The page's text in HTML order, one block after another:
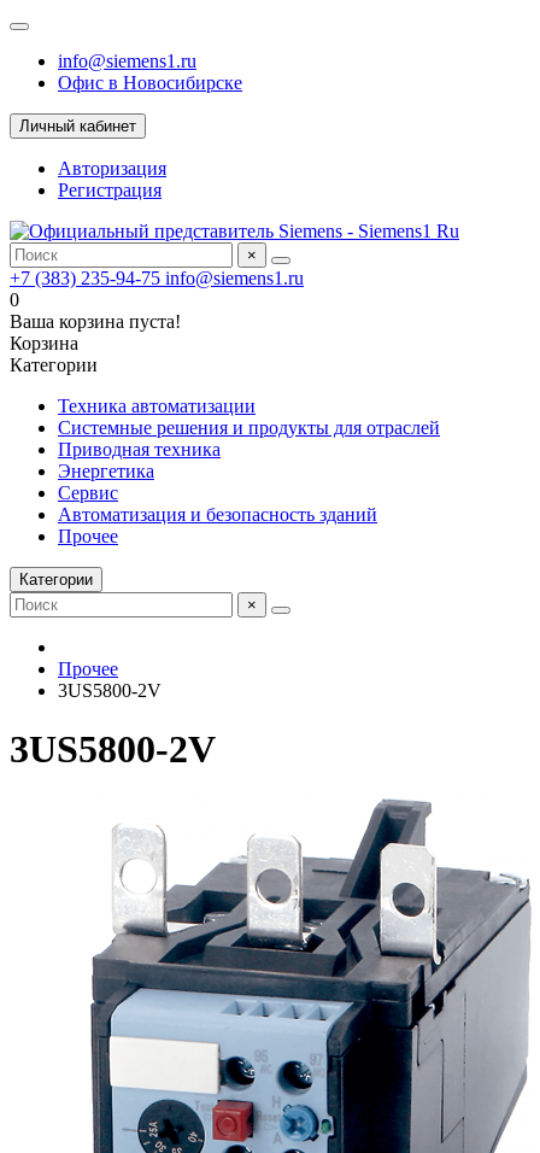
info@siemens1.ru
Офис в Новосибирске
Личный кабинет
Авторизация
Регистрация
×
+7 (383) 235-94-75 info@siemens1.ru
0
Ваша корзина пуста!
Корзина
Категории
Техника автоматизации
Системные решения и продукты для отраслей
Приводная техника
Энергетика
Сервис
Автоматизация и безопасность зданий
Прочее
Категории
×
Прочее
3US5800-2V
3US5800-2V